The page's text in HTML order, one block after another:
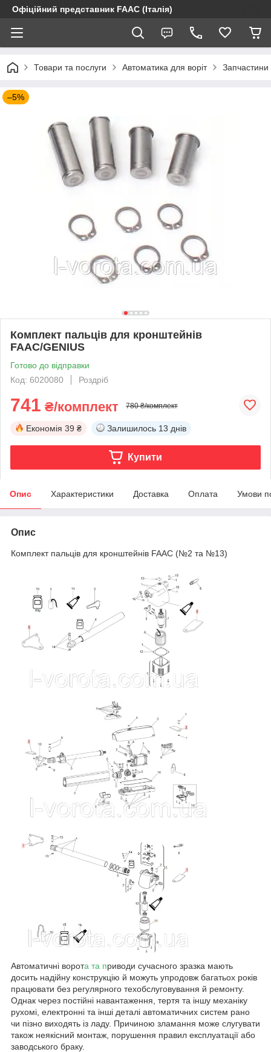
Офіційний представник FAAC (Італія)
Товари та послуги Автоматика для воріт Запчастини
–5%
Комплект пальців для кронштейнів
FAAC/GENIUS
Готово до відправки
Код: 6020080
Роздріб
741 ₴/комплект 780 ₴/комплект
Економія 39 ₴ Залишилось 13 днів
Купити
Опис Характеристики Доставка Оплата Умови
Опис
Комплект пальців для кронштейнів FAAC (№2 та №13)
Автоматичні ворота та приводи сучасного зразка мають
досить надійну конструкцію й можуть упродовж багатьох років
працювати без регулярного техобслуговування й ремонту.
Однак через постійні навантаження, тертя та іншу механіку
рухомі, електронні та інші деталі автоматичних систем рано
чи пізно виходять із ладу. Причиною зламання може слугувати
також неякісний монтаж, порушення правил експлуатації або
заводського браку.